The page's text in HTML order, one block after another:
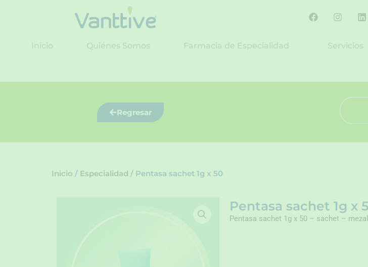
F
a
I
n
a
m
L
i
e
Inicio Quiénes Somos Farmacia de Especialidad Servicios
Regresar
Search
Inicio / Especialidad / Pentasa sachet 1g x 50
Pentasa sachet 1g x
Pentasa sachet 1g x 50 – sachet –